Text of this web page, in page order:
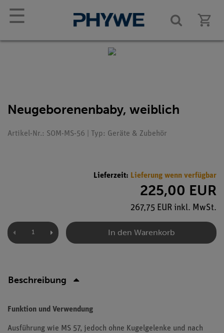
☰
Neugeborenenbaby, weiblich
Artikel-Nr.: SOM-MS-56 | Typ: Geräte & Zubehör
Lieferzeit: Lieferung wenn verfügbar
225,00 EUR
267,75 EUR inkl. MwSt.
In den Warenkorb
Beschreibung
Funktion und Verwendung
Ausführung wie MS 57, jedoch ohne Kugelgelenke und nach